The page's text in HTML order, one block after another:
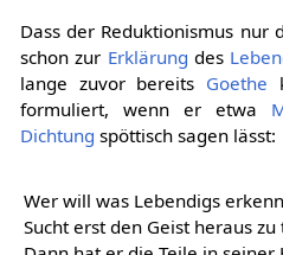
Dass der Reduktionismus nur
schon zur Erklärung des
lange zuvor bereits Goethe
formuliert, wenn er etwa
Dichtung spöttisch sagen lässt:
Wer will was Lebendigs
Sucht erst den Geist heraus zu